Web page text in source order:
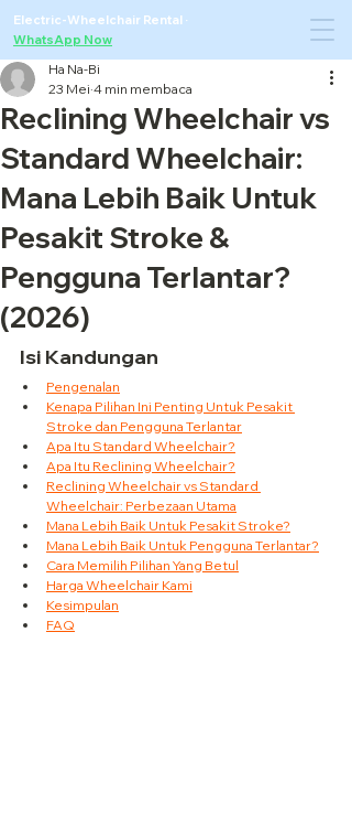
Electric-Wheelchair Rental ·
WhatsApp Now
Reclining Wheelchair vs
Standard Wheelchair:
Mana Lebih Baik Untuk
Pesakit Stroke &
Pengguna Terlantar?
(2026)
Ha Na-Bi
23 Mei 4 min membaca
Isi Kandungan
Pengenalan
Kenapa Pilihan Ini Penting Untuk Pesakit
Stroke dan Pengguna Terlantar
Apa Itu Standard Wheelchair?
Apa Itu Reclining Wheelchair?
Reclining Wheelchair vs Standard
Wheelchair: Perbezaan Utama
Mana Lebih Baik Untuk Pesakit Stroke?
Mana Lebih Baik Untuk Pengguna Terlantar?
Cara Memilih Pilihan Yang Betul
Harga Wheelchair Kami
Kesimpulan
FAQ